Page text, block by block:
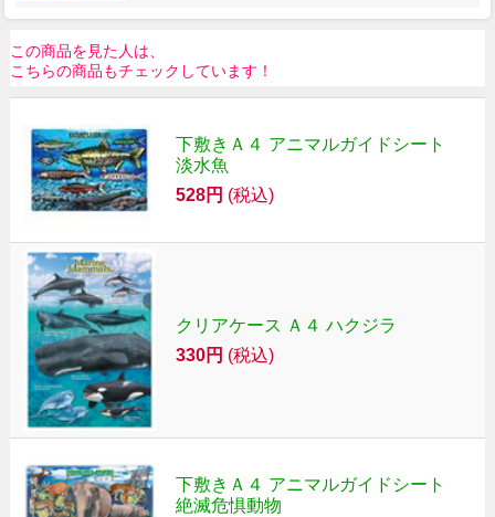
この商品を見た人は、
こちらの商品もチェックしています！
下敷きＡ４ アニマルガイドシート
淡水魚
528円 (税込)
クリアケース Ａ４ ハクジラ
330円 (税込)
下敷きＡ４ アニマルガイドシート
絶滅危惧動物